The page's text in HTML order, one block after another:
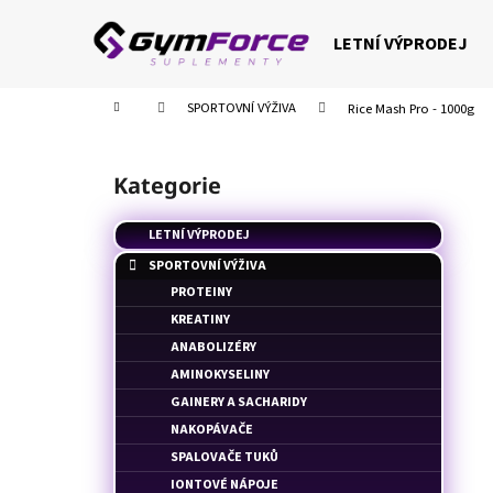
LETNÍ VÝPRODEJ
Domů SPORTOVNÍ VÝŽIVA Rice Mash Pro - 1000g
Přeskočit
kategorie
Kategorie
LETNÍ VÝPRODEJ
SPORTOVNÍ VÝŽIVA
PROTEINY
KREATINY
ANABOLIZÉRY
AMINOKYSELINY
GAINERY A SACHARIDY
NAKOPÁVAČE
SPALOVAČE TUKŮ
IONTOVÉ NÁPOJE
Zpět
Zpět